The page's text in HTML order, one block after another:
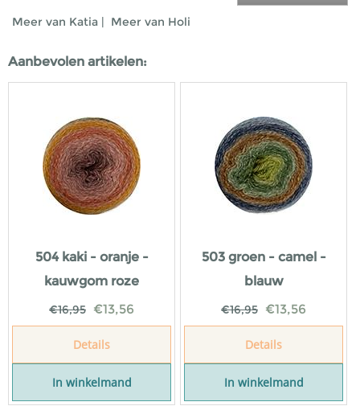
Meer van Katia | Meer van Holi
Aanbevolen artikelen:
504 kaki - oranje -
kauwgom roze
€16,95 €13,56
Details
In winkelmand
503 groen - camel -
blauw
€16,95 €13,56
Details
In winkelmand